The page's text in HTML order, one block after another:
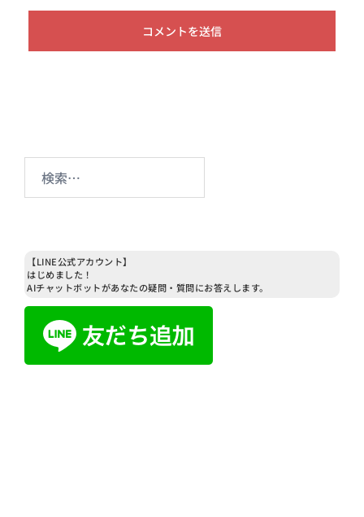
索:
【LINE公式アカウント】
はじめました！
AIチャットボットがあなたの疑問・質問にお答えします。